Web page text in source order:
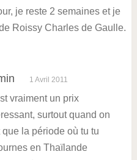
je reste 2 semaines et je
Roissy Charles de Gaulle.
1 Avril 2011
vraiment un prix
surtout quand on
que la période où tu tu
en Thaïlande